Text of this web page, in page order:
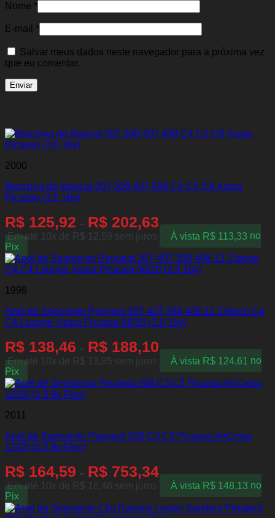
Nome *
E-mail *
Salvar meus dados neste navegador para a próxima vez
que eu comentar.
2000
Bronzina de Mancal 307 308 407 408 C4 C5 C8 Xsara
Picasso (2.0 16v)
R$ 125,92 - R$ 202,63
Em até 10x de R$ 12,59 sem juros À vista R$113,33 no
Pix
1998
Anel de Segmento Peugeot 307 407 308 408 12 Citroen C4
C4 Lounge Xsara Picasso 06/20 (2.0 16v)
R$ 138,46 - R$ 188,10
Em até 10x de R$ 13,85 sem juros À vista R$124,61 no
Pix
2011
Anel de Segmento Peugeot 208 C3 C3 Picasso AirCross
12/20 (1.5 8v Flex)
R$ 164,59 - R$ 753,34
Em até 10x de R$ 16,46 sem juros À vista R$148,13 no
Pix